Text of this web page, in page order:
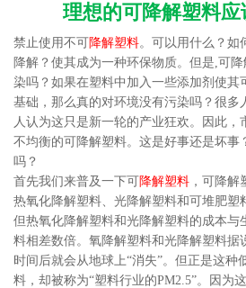
理想的可降解塑料应
禁止使用不可降解塑料。可以用什么？如
降解？使其成为一种环保物质。但是,可
染吗？如果在塑料中加入一些添加剂使其
基础，那么真的对环境没有污染吗？很多
人认为这只是新一轮的产业狂欢。因此，
不均衡的可降解塑料。这是好事还是坏事
吗？
首先我们来普及一下可降解塑料 ，可降解
热氧化降解塑料、光降解塑料和可堆肥塑
但热氧化降解塑料和光降解塑料的成本与
料相差数倍。氧降解塑料和光降解塑料据
时间后就会从地球上“消失”。但正是这种
料，却被称为“塑料行业的PM2.5”。因为